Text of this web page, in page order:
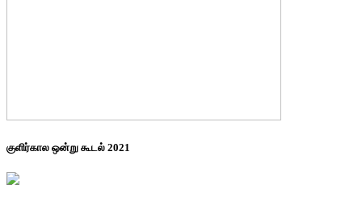
குளிர்கால ஒன்று கூடல் 2021